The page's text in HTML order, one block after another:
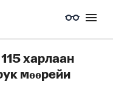
харлаан
мөөрейи